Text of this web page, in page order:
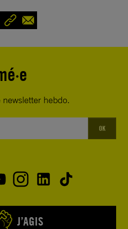
hebdo.
OK
J’AGIS